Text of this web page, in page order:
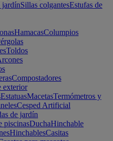
jardínSillas colgantesEstufas de
HamacasColumpios
Toldos
Compostadores
exterior
EstatuasMacetasTermómetros y
Cesped Artificial
de jardín
piscinasDuchaHinchable
HinchablesCasitas